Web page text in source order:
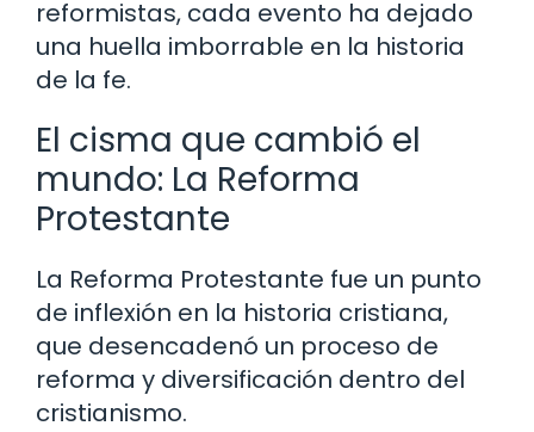
reformistas, cada evento ha dejado
una huella imborrable en la historia
de la fe.
El cisma que cambió el
mundo: La Reforma
Protestante
La Reforma Protestante fue un punto
de inflexión en la historia cristiana,
que desencadenó un proceso de
reforma y diversificación dentro del
cristianismo.